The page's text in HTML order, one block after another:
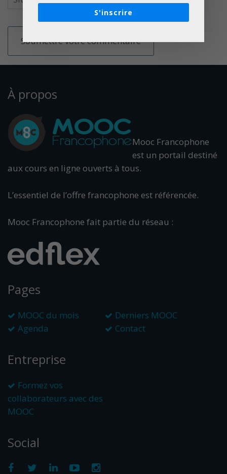
À propos
Mooc Francophone
est un portail destiné
aux cours en ligne ouverts à tous.
L’essentiel de l’offre francophone est référencée.
Mooc Francophone fait partie du réseau :
Pages
MOOC du mois
Derniers MOOC
Agenda
Contact
Entreprise
Formez vos
collaborateurs avec des
MOOC
Social
S'inscrire